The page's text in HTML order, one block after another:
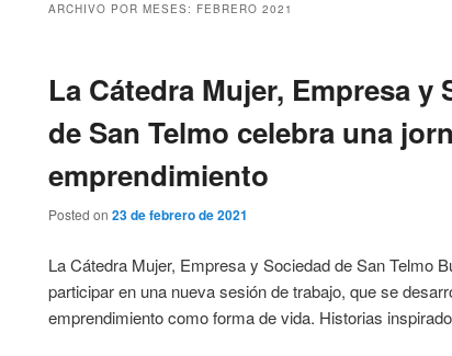
ARCHIVO POR MESES: FEBRERO 2021
La Cátedra Mujer, Empresa y
de San Telmo celebra una
emprendimiento
Posted on 23 de febrero de 2021
La Cátedra Mujer, Empresa y Sociedad de San Telmo
participar en una nueva sesión de trabajo, que se
emprendimiento como forma de vida. Historias